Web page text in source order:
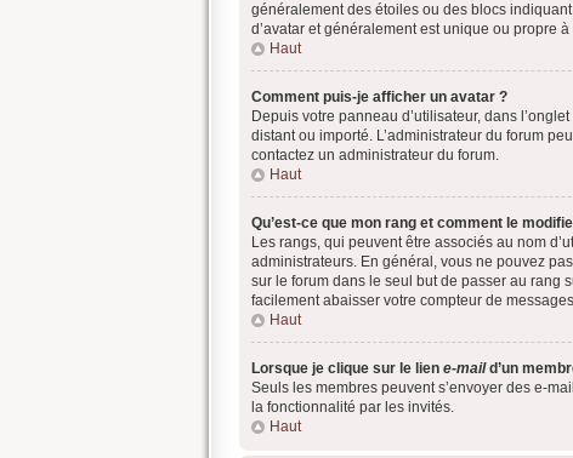
généralement des étoiles ou des blocs
d’avatar et généralement est unique ou propre
Haut
Comment puis-je afficher un avatar ?
Depuis votre panneau d’utilisateur, dans
distant ou importé. L’administrateur du forum
contactez un administrateur du forum.
Haut
Qu’est-ce que mon rang et comment le
Les rangs, qui peuvent être associés au nom
administrateurs. En général, vous ne pouvez
sur le forum dans le seul but de passer au rang
facilement abaisser votre compteur de
Haut
Lorsque je clique sur le lien e-maild’un
Seuls les membres peuvent s’envoyer des e-
la fonctionnalité par les invités.
Haut